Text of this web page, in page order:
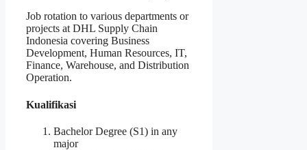
Job rotation to various departments or
projects at DHL Supply Chain
Indonesia covering Business
Development, Human Resources, IT,
Finance, Warehouse, and Distribution
Operation.
Kualifikasi
Bachelor Degree (S1) in any
major